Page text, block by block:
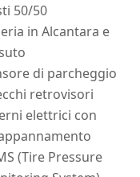
50/50
in Alcantara e
di parcheggio
retrovisori
elettrici con
(Tire Pressure